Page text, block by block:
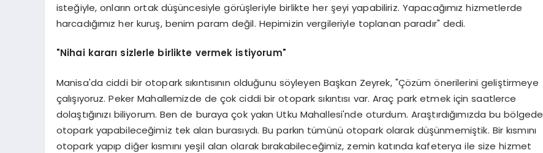
isteğiyle, onların ortak düşüncesiyle görüşleriyle birlikte her şeyi yapabiliriz. Yapacağımız hizmetlerde
harcadığımız her kuruş, benim param değil. Hepimizin vergileriyle toplanan paradır" dedi.
"Nihai kararı sizlerle birlikte vermek istiyorum"
Manisa'da ciddi bir otopark sıkıntısının olduğunu söyleyen Başkan Zeyrek, "Çözüm önerilerini geliştirmeye
çalışıyoruz. Peker Mahallemizde de çok ciddi bir otopark sıkıntısı var. Araç park etmek için saatlerce
dolaştığınızı biliyorum. Ben de buraya çok yakın Utku Mahallesi'nde oturdum. Araştırdığımızda bu bölgede
otopark yapabileceğimiz tek alan burasıydı. Bu parkın tümünü otopark olarak düşünmemiştik. Bir kısmını
otopark yapıp diğer kısmını yeşil alan olarak bırakabileceğimiz, zemin katında kafeterya ile size hizmet